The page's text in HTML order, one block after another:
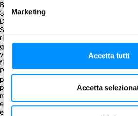
Marketing
Accetta tutti
Accetta
BGG Weight
3,00
Descrizione
Sono trascorsi anni dalla caduta della
riscoperta del cuore di Hyperborea. Le sei
guerra tra loro, sono sempre alla ricerca di
vincerla e, scavando nelle antiche cripte,
finalmente trovate.
Poco prima della loro improvvisa
perduta riversarono le loro anime in oggetti
potere: le anime malvagie sono diventate
mentre quelle buone sono diventate cubi
era nascosto in archi sacri, chiamati
essere controllati da altri.